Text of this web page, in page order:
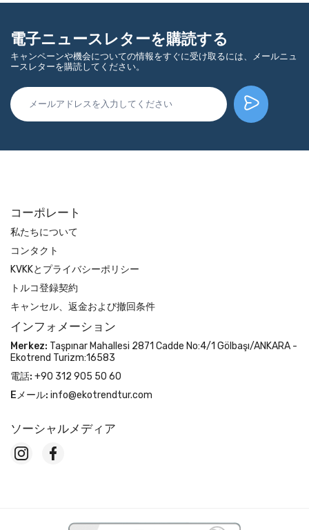
電子ニュースレターを購読する
キャンペーンや機会についての情報をすぐに受け取るには、メールニュ
ースレターを購読してください。
コーポレート
私たちについて
コンタクト
KVKKとプライバシーポリシー
トルコ登録契約
キャンセル、返金および撤回条件
インフォメーション
Merkez: Taşpınar Mahallesi 2871 Cadde No:4/1 Gölbaşı/ANKARA -
Ekotrend Turizm:16583
電話: +90 312 905 50 60
Eメール: info@ekotrendtur.com
ソーシャルメディア